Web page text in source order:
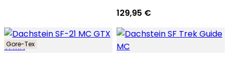
129,95 €
Gore-Tex